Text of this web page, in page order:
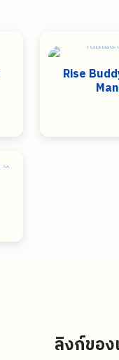
Rise
ลิงก์ของ